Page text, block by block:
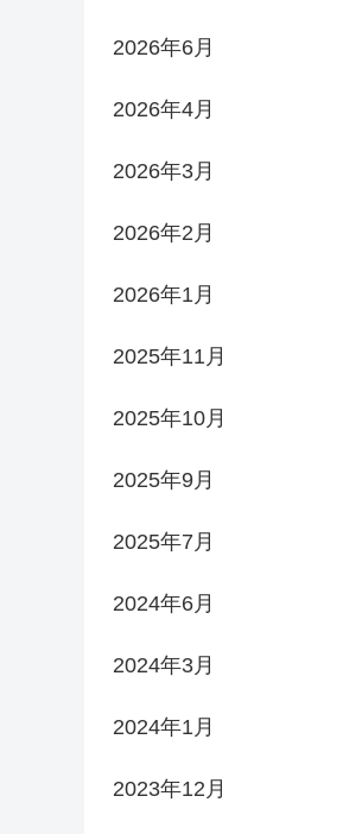
2026年6月
2026年4月
2026年3月
2026年2月
2026年1月
2025年11月
2025年10月
2025年9月
2025年7月
2024年6月
2024年3月
2024年1月
2023年12月